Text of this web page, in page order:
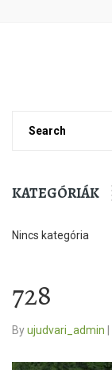
KATEGÓRIÁK
Nincs kategória
728
Byujudvari_admin